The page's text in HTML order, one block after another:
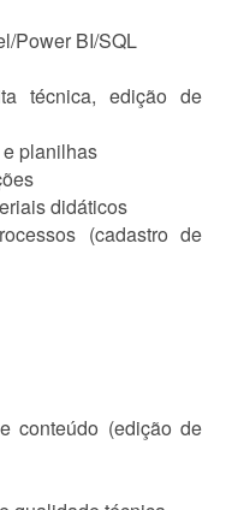
Power BI/SQL
técnica, edição de
planilhas
didáticos
(cadastro de
conteúdo (edição de